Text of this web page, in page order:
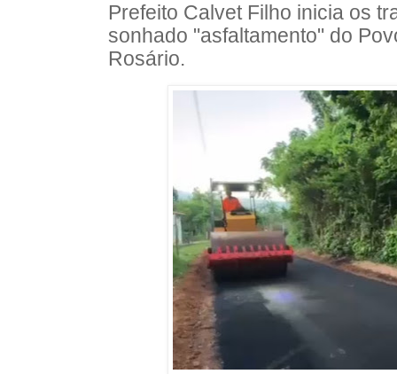
Prefeito Calvet Filho inicia os
sonhado "asfaltamento" do
Rosário.